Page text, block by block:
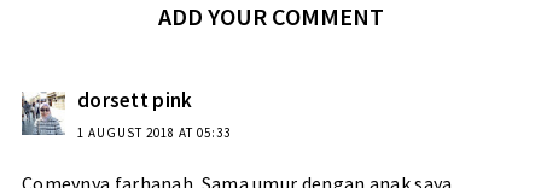
ADD YOUR COMMENT
dorsett pink
1 AUGUST 2018 AT 05:33